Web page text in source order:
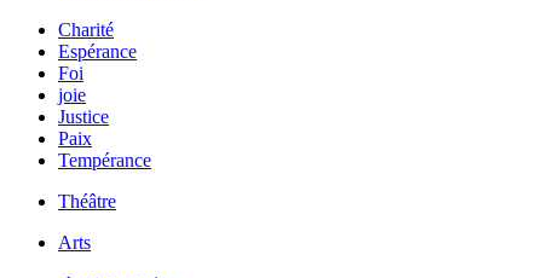
Charité
Espérance
Foi
joie
Justice
Paix
Tempérance
Théâtre
Arts